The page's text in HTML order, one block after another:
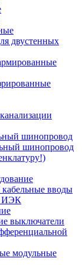
двустенных
шинопровод
шинопровод
вводы
ИЭК
выключатели
модульные